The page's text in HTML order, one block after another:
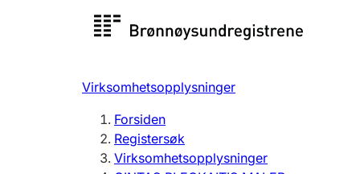
Registersøk
Registrere, endre, slette
Virksomhetsopplysninger
Forsiden
Registersøk
Virksomhetsopplysninger